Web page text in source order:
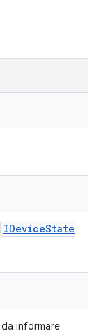
IDeviceState
da informare